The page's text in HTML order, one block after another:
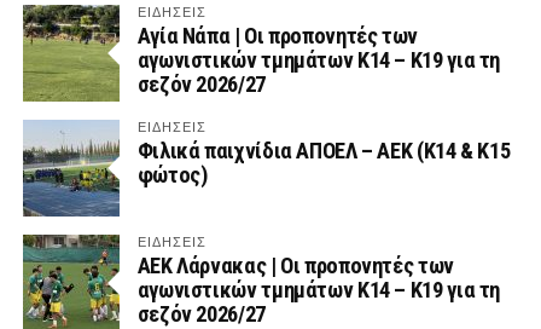
ΕΙΔΗΣΕΙΣ
Αγία Νάπα | Οι προπονητές των
αγωνιστικών τμημάτων Κ14 – Κ19 για τη
σεζόν 2026/27
ΕΙΔΗΣΕΙΣ
Φιλικά παιχνίδια ΑΠΟΕΛ – ΑΕΚ (Κ14 & Κ15
φώτος)
ΕΙΔΗΣΕΙΣ
AEK Λάρνακας | Οι προπονητές των
αγωνιστικών τμημάτων Κ14 – Κ19 για τη
σεζόν 2026/27